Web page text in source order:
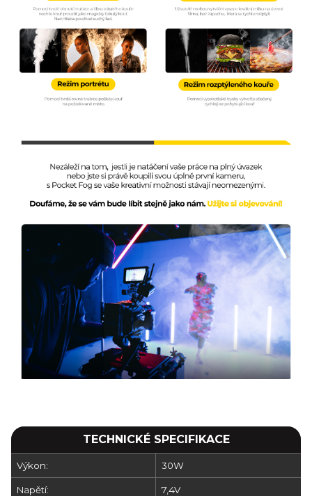
TECHNICKÉ SPECIFIKACE
Výkon: 30W
Napětí: 7,4V